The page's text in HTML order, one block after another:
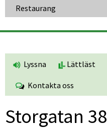
Restaurang
Lyssna Lättläst
Kontakta oss
Storgatan 38